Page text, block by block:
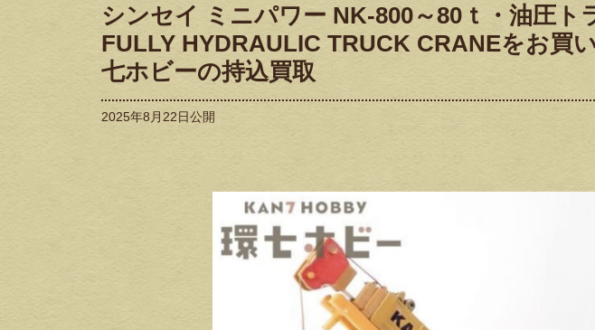
シンセイ ミニパワー NK-800～80ｔ・油圧ト
FULLY HYDRAULIC TRUCK CRANEをお買
七ホビーの持込買取
2025年8月22日公開